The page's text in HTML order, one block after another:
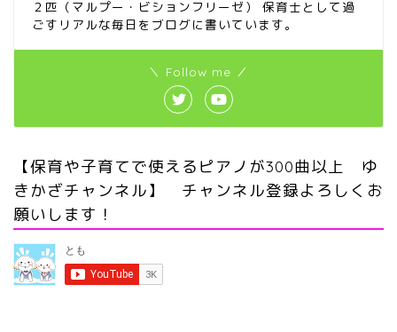
２匹（マルプー・ビションフリーゼ） 保育士として過
ごすリアルな毎日をブログに書いています。
＼ Follow me ／
【保育や子育てで使えるピアノが300曲以上 ゆ
きかざチャンネル】 チャンネル登録よろしくお
願いします！